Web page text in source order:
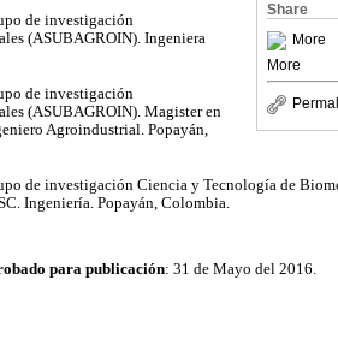
Share
More
More
de investigación
(ASUBAGROIN). Ingeniera
de investigación
(ASUBAGROIN). Magister en
Agroindustrial. Popayán,
de investigación Ciencia y Tecnología de
Ingeniería. Popayán, Colombia.
para publicación: 31 de Mayo del 2016.